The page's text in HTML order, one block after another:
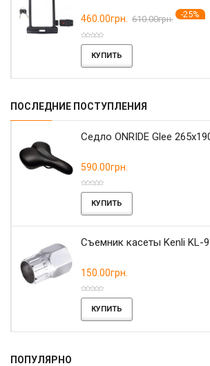
460.00грн. 610.00грн. -25%
КУПИТЬ
ПОСЛЕДНИЕ ПОСТУПЛЕНИЯ
Седло ONRIDE Glee
590.00грн.
КУПИТЬ
Съемник касеты Kenli KL-
150.00грн.
КУПИТЬ
ПОПУЛЯРНО